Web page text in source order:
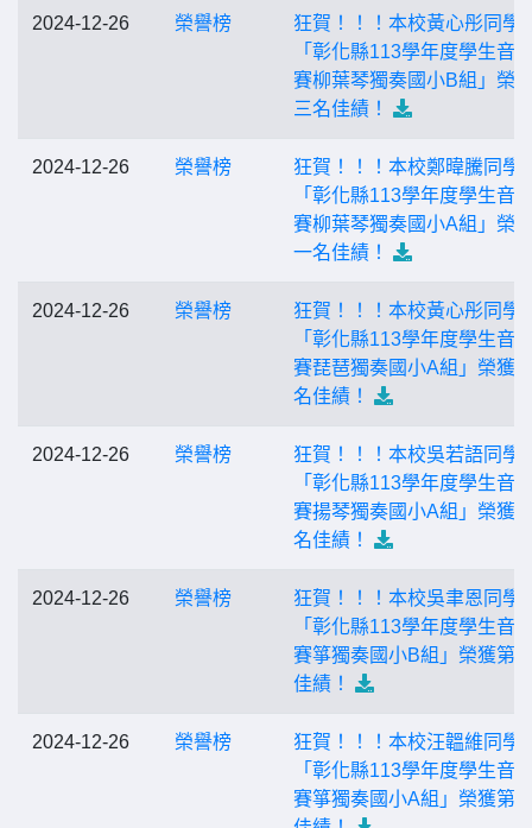
2024-12-26 榮譽榜
狂賀！！！本校黃心彤同學
「彰化縣113學年度學生音
賽柳葉琴獨奏國小B組」榮
三名佳績！
2024-12-26 榮譽榜
狂賀！！！本校鄭暐騰同學
「彰化縣113學年度學生音
賽柳葉琴獨奏國小A組」榮
一名佳績！
2024-12-26 榮譽榜
狂賀！！！本校黃心彤同學
「彰化縣113學年度學生音
賽琵琶獨奏國小A組」榮獲
名佳績！
2024-12-26 榮譽榜
狂賀！！！本校吳若語同學
「彰化縣113學年度學生音
賽揚琴獨奏國小A組」榮獲
名佳績！
2024-12-26 榮譽榜
狂賀！！！本校吳聿恩同學
「彰化縣113學年度學生音
賽箏獨奏國小B組」榮獲第
佳績！
2024-12-26 榮譽榜
狂賀！！！本校汪韞維同學
「彰化縣113學年度學生音
賽箏獨奏國小A組」榮獲第